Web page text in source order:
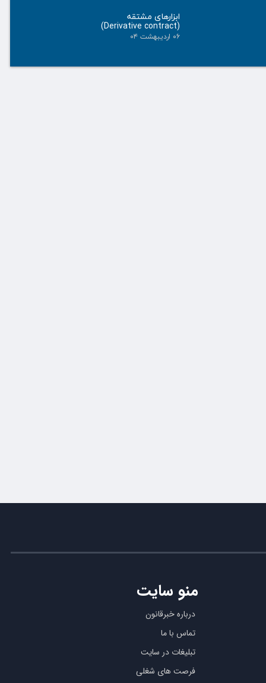
ابزارهای مشتقه
(Derivative contract)
۰۶ اردیبهشت ۰۴
درباره خبرقانون
تماس با ما
تبلیغات در سایت
فرصت های شغلی
منو سایت